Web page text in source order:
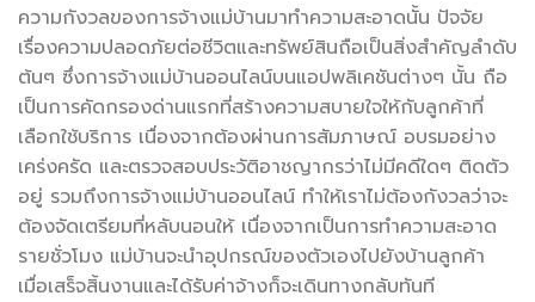
ความกังวลของการจ้างแม่บ้านมาทำความสะอาดนั้น ปัจจัย
เรื่องความปลอดภัยต่อชีวิตและทรัพย์สินถือเป็นสิ่งสำคัญลำดับ
ต้นๆ ซึ่งการจ้างแม่บ้านออนไลน์บนแอปพลิเคชันต่างๆ นั้น ถือ
เป็นการคัดกรองด่านแรกที่สร้างความสบายใจให้กับลูกค้าที่
เลือกใช้บริการ เนื่องจากต้องผ่านการสัมภาษณ์ อบรมอย่าง
เคร่งครัด และตรวจสอบประวัติอาชญากรว่าไม่มีคดีใดๆ ติดตัว
อยู่ รวมถึงการจ้างแม่บ้านออนไลน์ ทำให้เราไม่ต้องกังวลว่าจะ
ต้องจัดเตรียมที่หลับนอนให้ เนื่องจากเป็นการทำความสะอาด
รายชั่วโมง แม่บ้านจะนำอุปกรณ์ของตัวเองไปยังบ้านลูกค้า
เมื่อเสร็จสิ้นงานและได้รับค่าจ้างก็จะเดินทางกลับทันที